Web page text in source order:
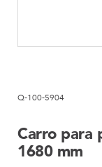
Q-100-5904
Carro para
1680 mm